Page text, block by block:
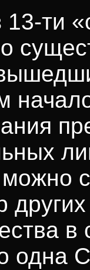
13-ти
одна